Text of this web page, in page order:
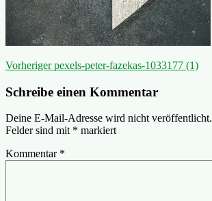
Beitragsnavigation
Vorheriger Vorheriger
pexels-peter-fazekas-1033177 (1)
Schreibe einen Kommentar
Deine E-Mail-Adresse wird nicht veröffentlicht.
Felder sind mit * markiert
Kommentar *